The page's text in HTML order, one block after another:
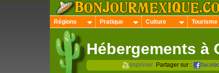
Régions Pratique Culture Tourisme
Hébergements à
Imprimer Partager sur :